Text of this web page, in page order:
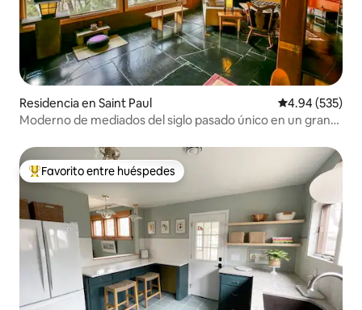
Residencia en Saint Paul Calificación
4.94 (535)
Moderno de mediados del siglo pasado único en un gran
De los mejores en Favorito entre huéspedes
Favorito entre huéspedes